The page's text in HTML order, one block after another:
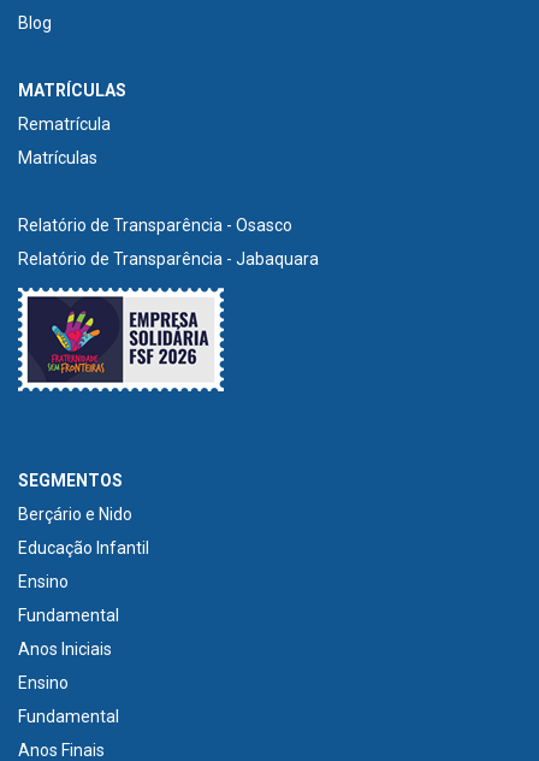
Blog
MATRÍCULAS
Rematrícula
Matrículas
Relatório de Transparência - Osasco
Relatório de Transparência - Jabaquara
SEGMENTOS
Berçário e Nido
Educação Infantil
Ensino
Fundamental
Anos Iniciais
Ensino
Fundamental
Anos Finais